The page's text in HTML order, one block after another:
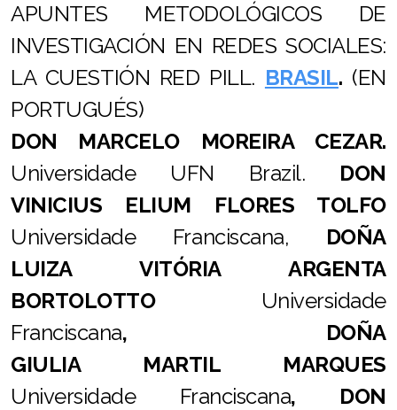
APUNTES METODOLÓGICOS DE
INVESTIGACIÓN EN REDES SOCIALES:
LA CUESTIÓN RED PILL. BRASIL. (EN
PORTUGUÉS)
DON MARCELO MOREIRA CEZAR.
Universidade UFN Brazil. DON
VINICIUS ELIUM FLORES TOLFO
Universidade Franciscana, DOÑA
LUIZA VITÓRIA ARGENTA
BORTOLOTTO Universidade
Franciscana, DOÑA
GIULIA MARTIL MARQUES
Universidade Franciscana, DON